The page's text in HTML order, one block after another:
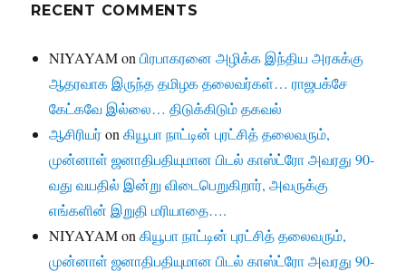
RECENT COMMENTS
NIYAYAMonபிரபாகரனை அழிக்க இந்திய அரசுக்கு
ஆதரவாக இருந்த தமிழக தலைவர்கள்… ராஜபக்சே
கேட்கவே இல்லை… திடுக்கிடும் தகவல்
ஆசிரியர்onகியூபா நாட்டின் புரட்சித் தலைவரும்,
முன்னாள் ஜனாதிபதியுமான பிடல் காஸ்ட்ரோ அவரது 90-
வது வயதில் இன்று விடைபெறுகிறார், அவருக்கு
எங்களின் இறுதி மரியாதை….
NIYAYAMonகியூபா நாட்டின் புரட்சித் தலைவரும்,
முன்னாள் ஜனாதிபதியுமான பிடல் காஸ்ட்ரோ அவரது 90-